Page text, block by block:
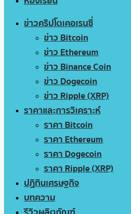
ข่าวคริปโตเคอเรนซี่
ข่าว Bitcoin
ข่าว Ethereum
ข่าว Binance Coin
ข่าว Dogecoin
ข่าว Ripple (XRP)
ราคาและการวิเคราะห์
ราคา Bitcoin
ราคา Ethereum
ราคา Dogecoin
ราคา Ripple (XRP)
ปฏิทินเศรษฐกิจ
บทความ